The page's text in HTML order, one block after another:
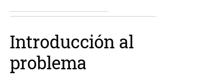
Introducción al
problema